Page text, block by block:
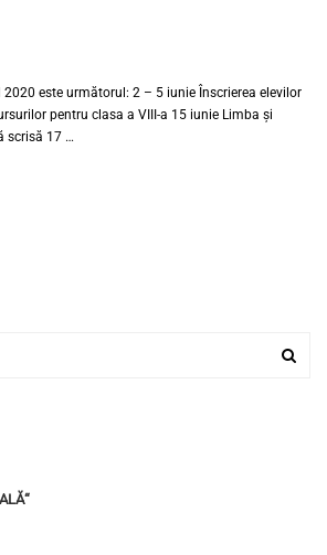
este următorul: 2 – 5 iunie Înscrierea elevilor
pentru clasa a VIII-a 15 iunie Limba și
scrisă 17 …